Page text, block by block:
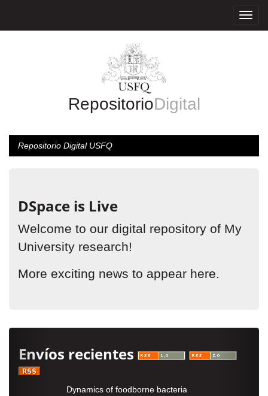
RepositorioDigital
Repositorio Digital USFQ
DSpace is Live
Welcome to our digital repository of My
University research!
More exciting news to appear here.
Envíos recientes
Dynamics of foodborne bacteria